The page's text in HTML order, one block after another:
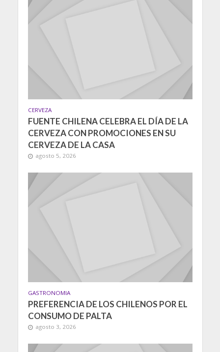
CERVEZA
FUENTE CHILENA CELEBRA EL DÍA DE LA
CERVEZA CON PROMOCIONES EN SU
CERVEZA DE LA CASA
agosto 5, 2026
GASTRONOMIA
PREFERENCIA DE LOS CHILENOS POR EL
CONSUMO DE PALTA
agosto 3, 2026